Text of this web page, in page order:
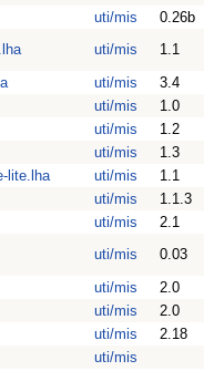
uti/mis
0.26b
uti/mis
1.1
uti/mis
3.4
uti/mis
1.0
uti/mis
1.2
uti/mis
1.3
lite.lha
uti/mis
1.1
uti/mis
1.1.3
uti/mis
2.1
uti/mis
0.03
uti/mis
2.0
uti/mis
2.0
uti/mis
2.18
uti/mis